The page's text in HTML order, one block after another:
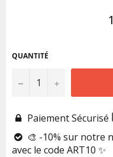
QUANTITÉ
− +
 Paiement Sécurisé

🎨 -10% sur notre
avec le code ART10 ✨